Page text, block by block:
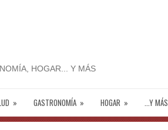
HOGAR... Y MÁS
» GASTRONOMÍA » HOGAR » ...Y MÁS